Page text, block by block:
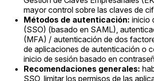
mayor control sobre las claves de
Métodos de autenticación: inicio
(SSO) (basado en SAML),
(MFA) / autenticación de dos
de aplicaciones de autenticación o
inicio de sesión basado en
Recomendaciones generales:
SSO, limitar los permisos de las